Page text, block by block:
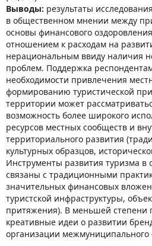
Выводы: результаты
в общественном мнении между
основы финансового
отношением к расходам на
нерациональным ввиду наличия
проблем. Поддержка
необходимости привлечения
формированию туристической
территории может
возможность более широкого
ресурсов местных сообществ и
территориального развития
культурных образцов,
Инструменты развития туризма в
связаны с традиционными
значительных финансовых
туристской инфраструктуры,
притяжения). В меньшей степени
креативные идеи о развитии
организации межмуниципального